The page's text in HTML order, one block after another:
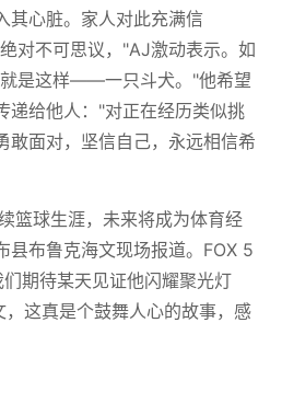
其心脏。家人对此充满信
对不可思议，"AJ激动表示。如
是这样——一只斗犬。"他希望
递给他人："对正在经历类似挑
敢面对，坚信自己，永远相信希
篮球生涯，未来将成为体育经
县布鲁克海文现场报道。FOX 5
期待某天见证他闪耀聚光灯
这真是个鼓舞人心的故事，感